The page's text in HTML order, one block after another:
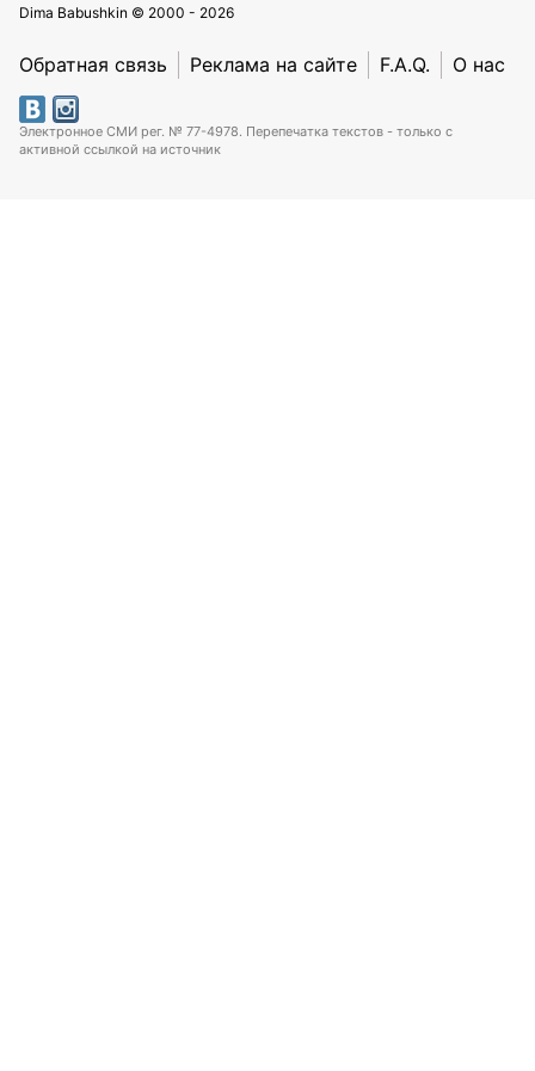
Dima Babushkin © 2000 - 2026
Обратная связь Реклама на сайте F.A.Q. О нас
Электронное СМИ рег. № 77-4978. Перепечатка текстов - только с
активной ссылкой на источник